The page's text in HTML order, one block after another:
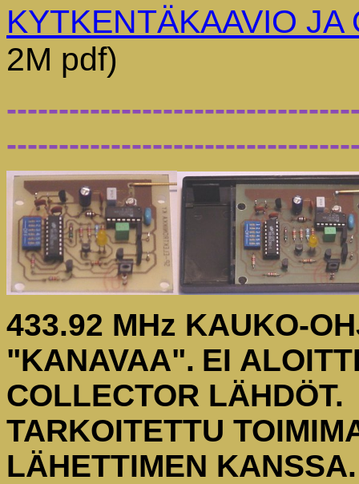
KYTKENTÄKAAVIO
2M pdf)
433.92 MHz KAUKO-
"KANAVAA". EI
COLLECTOR LÄHDÖT.
TARKOITETTU
LÄHETTIMEN KANSSA.